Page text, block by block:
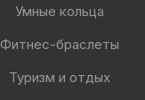
Умные кольца
Фитнес-браслеты
Туризм и отдых